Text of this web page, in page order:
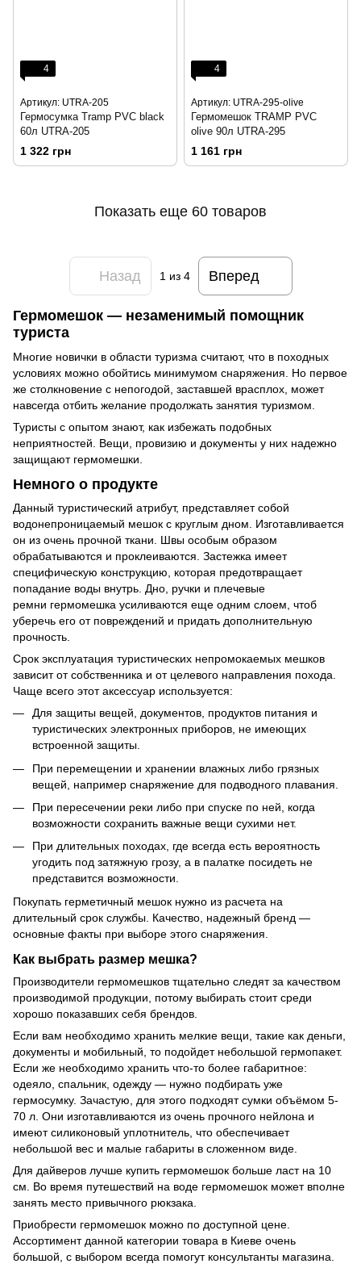
4
Артикул: UTRA-205
Гермосумка Tramp PVC black
60л UTRA-205
1 322 грн
4
Артикул: UTRA-295-olive
Гермомешок TRAMP PVC
olive 90л UTRA-295
1 161 грн
Показать еще 60 товаров
Назад 1из 4 Вперед
Гермомешок — незаменимый помощник
туриста
Многие новички в области туризма считают, что в походных
условиях можно обойтись минимумом снаряжения. Но первое
же столкновение с непогодой, заставшей врасплох, может
навсегда отбить желание продолжать занятия туризмом.
Туристы с опытом знают, как избежать подобных
неприятностей. Вещи, провизию и документы у них надежно
защищают гермомешки.
Немного о продукте
Данный туристический атрибут, представляет собой
водонепроницаемый мешок с круглым дном. Изготавливается
он из очень прочной ткани. Швы особым образом
обрабатываются и проклеиваются. Застежка имеет
специфическую конструкцию, которая предотвращает
попадание воды внутрь. Дно, ручки и плечевые
ремни гермомешка усиливаются еще одним слоем, чтоб
уберечь его от повреждений и придать дополнительную
прочность.
Срок эксплуатация туристических непромокаемых мешков
зависит от собственника и от целевого направления похода.
Чаще всего этот аксессуар используется:
Для защиты вещей, документов, продуктов питания и
туристических электронных приборов, не имеющих
встроенной защиты.
При перемещении и хранении влажных либо грязных
вещей, например снаряжение для подводного плавания.
При пересечении реки либо при спуске по ней, когда
возможности сохранить важные вещи сухими нет.
При длительных походах, где всегда есть вероятность
угодить под затяжную грозу, а в палатке посидеть не
представится возможности.
Покупать герметичный мешок нужно из расчета на
длительный срок службы. Качество, надежный бренд —
основные факты при выборе этого снаряжения.
Как выбрать размер мешка?
Производители гермомешков тщательно следят за качеством
производимой продукции, потому выбирать стоит среди
хорошо показавших себя брендов.
Если вам необходимо хранить мелкие вещи, такие как деньги,
документы и мобильный, то подойдет небольшой гермопакет.
Если же необходимо хранить что-то более габаритное:
одеяло, спальник, одежду — нужно подбирать уже
гермосумку. Зачастую, для этого подходят сумки объёмом 5-
70 л. Они изготавливаются из очень прочного нейлона и
имеют силиконовый уплотнитель, что обеспечивает
небольшой вес и малые габариты в сложенном виде.
Для дайверов лучше купить гермомешок больше ласт на 10
см. Во время путешествий на воде гермомешок может вполне
занять место привычного рюкзака.
Приобрести гермомешок можно по доступной цене.
Ассортимент данной категории товара в Киеве очень
большой, с выбором всегда помогут консультанты магазина.